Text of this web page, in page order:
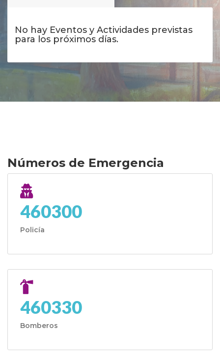
No hay Eventos y Actividades previstas
para los próximos días.
Números de Emergencia
460300
Policía
460330
Bomberos